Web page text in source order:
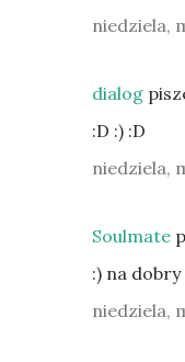
niedziela,
dialog
:D :) :D
niedziela,
Soulmate
:) na
niedziela,